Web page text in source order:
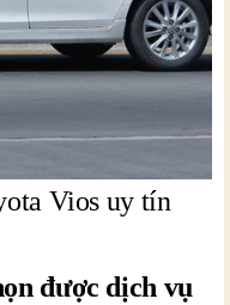
Vios uy tín
được dịch vụ